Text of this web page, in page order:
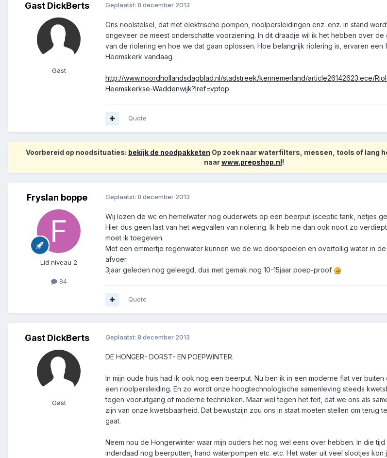
Gast DickBerts
Gast
Geplaatst: 8 december 2013
Ons rioolstelsel, dat met elektrische pompen, rioolpersleidingen enz. enz. in stand
ongeveer de meest onderschatte voorziening. In dit draadje wil ik het hebben over de
van de riolering en hoe we dat gaan oplossen. Hoe belangrijk riolering is, ervaren een
Heemskerk vandaag.
http://www.noordhollandsdagblad.nl/stadstreek/kennemerland/article26142623.ece/
Heemskerkse-Waddenwijk?lref=vptop
Quote
Voorbereid op noodsituaties: bekijk de noodpakketen Op zoek naar waterfilters, messen, tools of lang
naarwww.prepshop.nl!
Fryslan boppe
Lid niveau 2
84
Geplaatst: 8 december 2013
Wij lozen de wc en hemelwater nog ouderwets op een beerput (sceptic tank, netjes
Hier dus geen last van het wegvallen van riolering. Ik heb me dan ook nooit zo
moet ik toegeven.
Met een emmertje regenwater kunnen we de wc doorspoelen en overtollig water in
afvoer.
3jaar geleden nog geleegd, dus met gemak nog 10-15jaar poep-proof
Quote
Gast DickBerts
Gast
Geplaatst: 8 december 2013
DE HONGER- DORST- EN POEPWINTER.
In mijn oude huis had ik ook nog een beerput. Nu ben ik in een moderne flat ver buiten
een rioolpersleiding. En zo wordt onze hoogtechnologische samenleving steeds
tegen vooruitgang of moderne technieken. Maar wel tegen het feit, dat we ons als
zijn van onze kwetsbaarheid. Dat bewustzijn zou ons in staat moeten stellen om terug
gaat.
Neem nou de Hongerwinter waar mijn ouders het nog wel eens over hebben. In die
inderdaad nog beerputten, hand waterpompen etc. etc. Het water uit veel slootjes kon